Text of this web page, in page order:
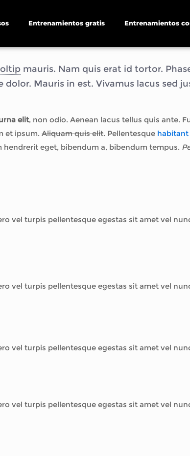
Entrenamientos gratis Entrenamientos
mauris. Nam quis erat id tortor.
Mauris in est. Vivamus lacus sed
elit, non odio. Aenean lacus tellus quis ante.
et ipsum.Aliquam quis elit. Pellentesque
eget, bibendum a, bibendum tempus.
vel turpis pellentesque egestas sit amet vel
vel turpis pellentesque egestas sit amet vel
vel turpis pellentesque egestas sit amet vel
vel turpis pellentesque egestas sit amet vel